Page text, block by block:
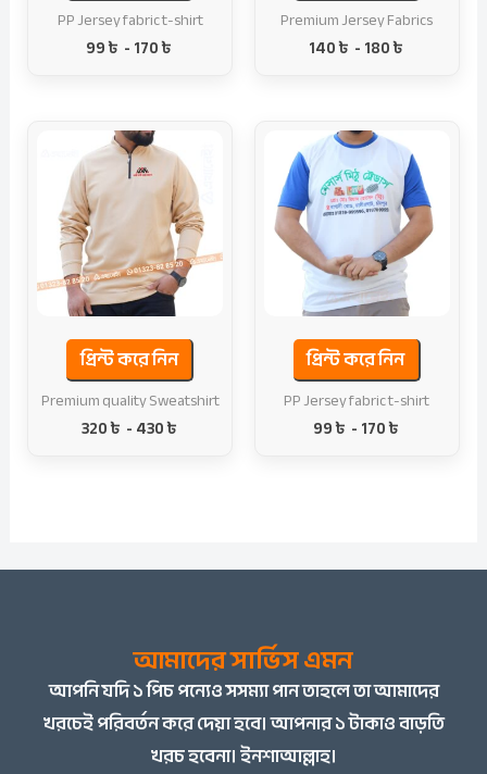
PP Jersey fabric t-shirt
99৳ -170৳
Premium Jersey Fabrics
140৳ -180৳
প্রিন্ট করে নিন
Premium quality Sweatshirt
320৳ -430৳
প্রিন্ট করে নিন
PP Jersey fabric t-shirt
99৳ -170৳
আমাদের সার্ভিস এমন
আপনিযদি ১ পিচ পন্যেও সসম্যা পান তাহলে তা আমাদের
খরচেই পরিবর্তন করে দেয়া হবে। আপনার ১ টাকাও বাড়তি
খরচ হবেনা। ইনশাআল্লাহ।